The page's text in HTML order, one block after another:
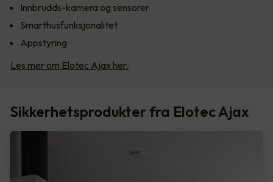
Innbrudds-kamera og sensorer
Smarthusfunksjonalitet
Appstyring
Les mer om Elotec Ajax her.
Sikkerhetsprodukter fra Elotec Ajax